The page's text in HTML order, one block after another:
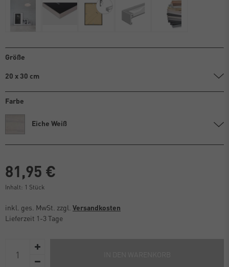
Größe
20 x 30 cm
Farbe
Eiche Weiß
81,95 €
Inhalt: 1 Stück
inkl. ges. MwSt. zzgl. Versandkosten
Lieferzeit 1-3 Tage